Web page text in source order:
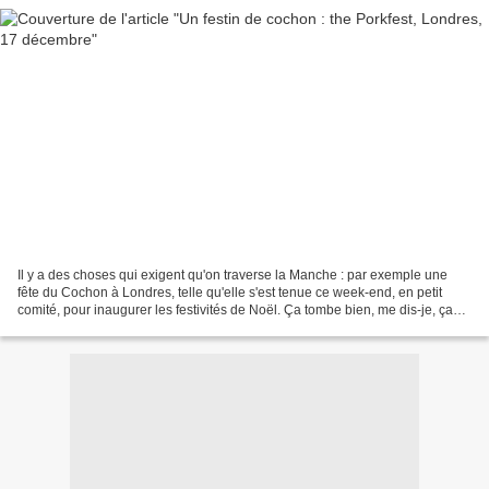
Il y a des choses qui exigent qu'on traverse la Manche : par exemple une
fête du Cochon à Londres, telle qu'elle s'est tenue ce week-end, en petit
comité, pour inaugurer les festivités de Noël. Ça tombe bien, me dis-je, ça